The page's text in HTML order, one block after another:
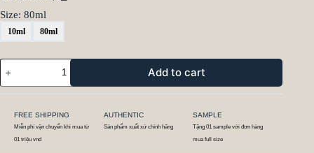
Size: 80ml
10ml 80ml
Add to cart
FREE SHIPPING
Miễn phí vận chuyển khi mua từ
01 triệu vnd
AUTHENTIC
Sản phẩm xuất xứ chính hãng
SAMPLE
Tặng 01 sample với đơn hàng
mua full size